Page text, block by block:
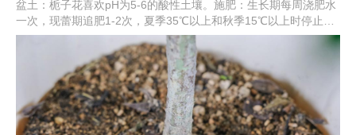
盆土：栀子花喜欢pH为5-6的酸性土壤。施肥：生长期每周浇肥水
一次，现蕾期追肥1-2次，夏季35℃以上和秋季15℃以上时停止施
肥。浇水：保持盆土湿润，晚上可喷雾将叶片淋湿。光照：要充
足，除七八月份正午外可放在阳光下养护。